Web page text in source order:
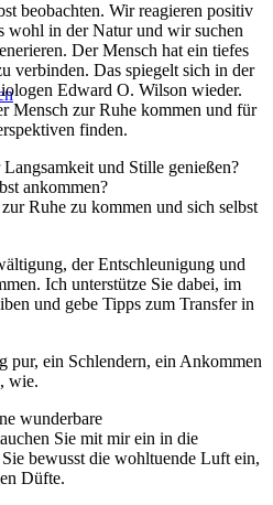
beobachten. Wir reagieren positiv
wohl in der Natur und wir suchen
Der Mensch hat ein tiefes
verbinden. Das spiegelt sich in der
Edward O. Wilson wieder.
Mensch zur Ruhe kommen und für
finden.
und Stille genießen?
ankommen?
Ruhe zu kommen und sich selbst
der Entschleunigung und
Ich unterstütze Sie dabei, im
und gebe Tipps zum Transfer in
pur, ein Schlendern, ein Ankommen
wie.
wunderbare
Sie mit mir ein in die
bewusst die wohltuende Luft ein,
Düfte.